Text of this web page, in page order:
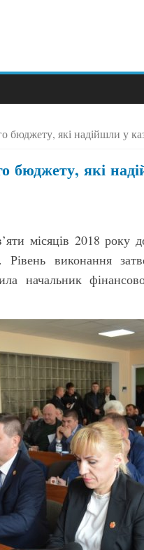
бюджету, які надійшли у
які
місяців 2018 року
виконання
начальник